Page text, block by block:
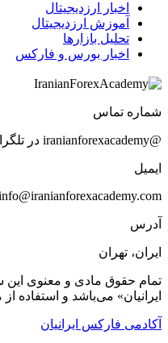
اخبار ارزدیجیتال
آموزش ارزدیجیتال
تحلیل بازارها
اخبار بورس و فارکس
شماره تماس
@iranianforexacademy در تلگرام
ایمیل
آدرس
ایران، تهران
تمام حقوق مادی و معنوی
ایرانیان» می‌باشد و استفاده
آکادمی فارکس ایرانیان